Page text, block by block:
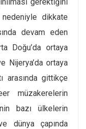
dikkate
devam eden
Doğu’da ortaya
Nijerya’da ortaya
arasında gittikçe
müzakerelerin
bazı ülkelerin
dünya çapında